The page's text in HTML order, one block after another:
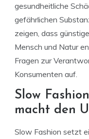
gesundheitliche
gefährlichen
zeigen, dass
Mensch und Natur
Fragen zur
Konsumenten auf.
Slow
macht den
Slow Fashion setzt